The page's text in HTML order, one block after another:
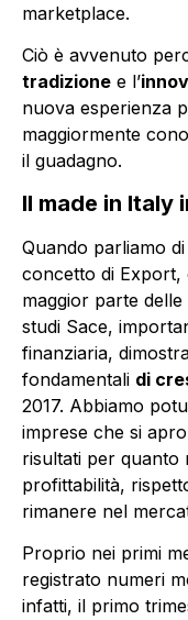
marketplace.
Ciò è avvenuto
tradizione e l’
nuova esperienza
maggiormente
il guadagno.
Il made in Italy
Quando parliamo
concetto di Export,
maggior parte
studi Sace,
finanziaria,
fondamentali di
2017. Abbiamo
imprese che si
risultati per quanto
profittabilità,
rimanere nel
Proprio nei primi
registrato numeri
infatti, il primo